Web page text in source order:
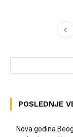
POSLEDNJE
Nova godina